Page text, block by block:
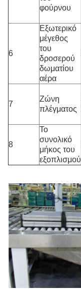
φούρνου
6
Εξωτερικό
μέγεθος
του
δροσερού
δωματίου
αέρα
7
Ζώνη
πλέγματος
8
Το
συνολικό
μήκος του
εξοπλισμού